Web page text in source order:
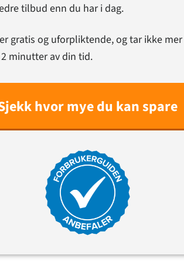
tilbud enn du har i dag.
gratis og uforpliktende, og tar ikke mer
minutter av din tid.
hvor mye du kan spare